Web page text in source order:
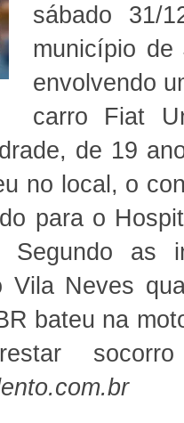
sábado 31/
município de
envolvendo
carro Fiat
de 19
no local, o
para o
Segundo as
Vila Neves
bateu na